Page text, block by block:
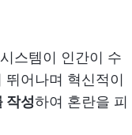
스템이 인간이 수
어나며 혁신적이
작성하여 혼란을 피